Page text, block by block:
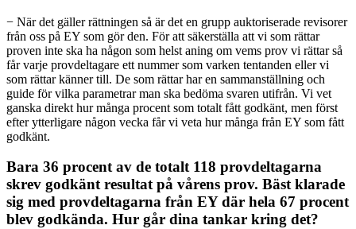
− När det gäller rättningen så är det en grupp auktoriserade revisorer
från oss på EY som gör den. För att säkerställa att vi som rättar
proven inte ska ha någon som helst aning om vems prov vi rättar så
får varje provdeltagare ett nummer som varken tentanden eller vi
som rättar känner till. De som rättar har en sammanställning och
guide för vilka parametrar man ska bedöma svaren utifrån. Vi vet
ganska direkt hur många procent som totalt fått godkänt, men först
efter ytterligare någon vecka får vi veta hur många från EY som fått
godkänt.
Bara 36 procent av de totalt 118 provdeltagarna
skrev godkänt resultat på vårens prov. Bäst klarade
sig med provdeltagarna från EY där hela 67 procent
blev godkända. Hur går dina tankar kring det?